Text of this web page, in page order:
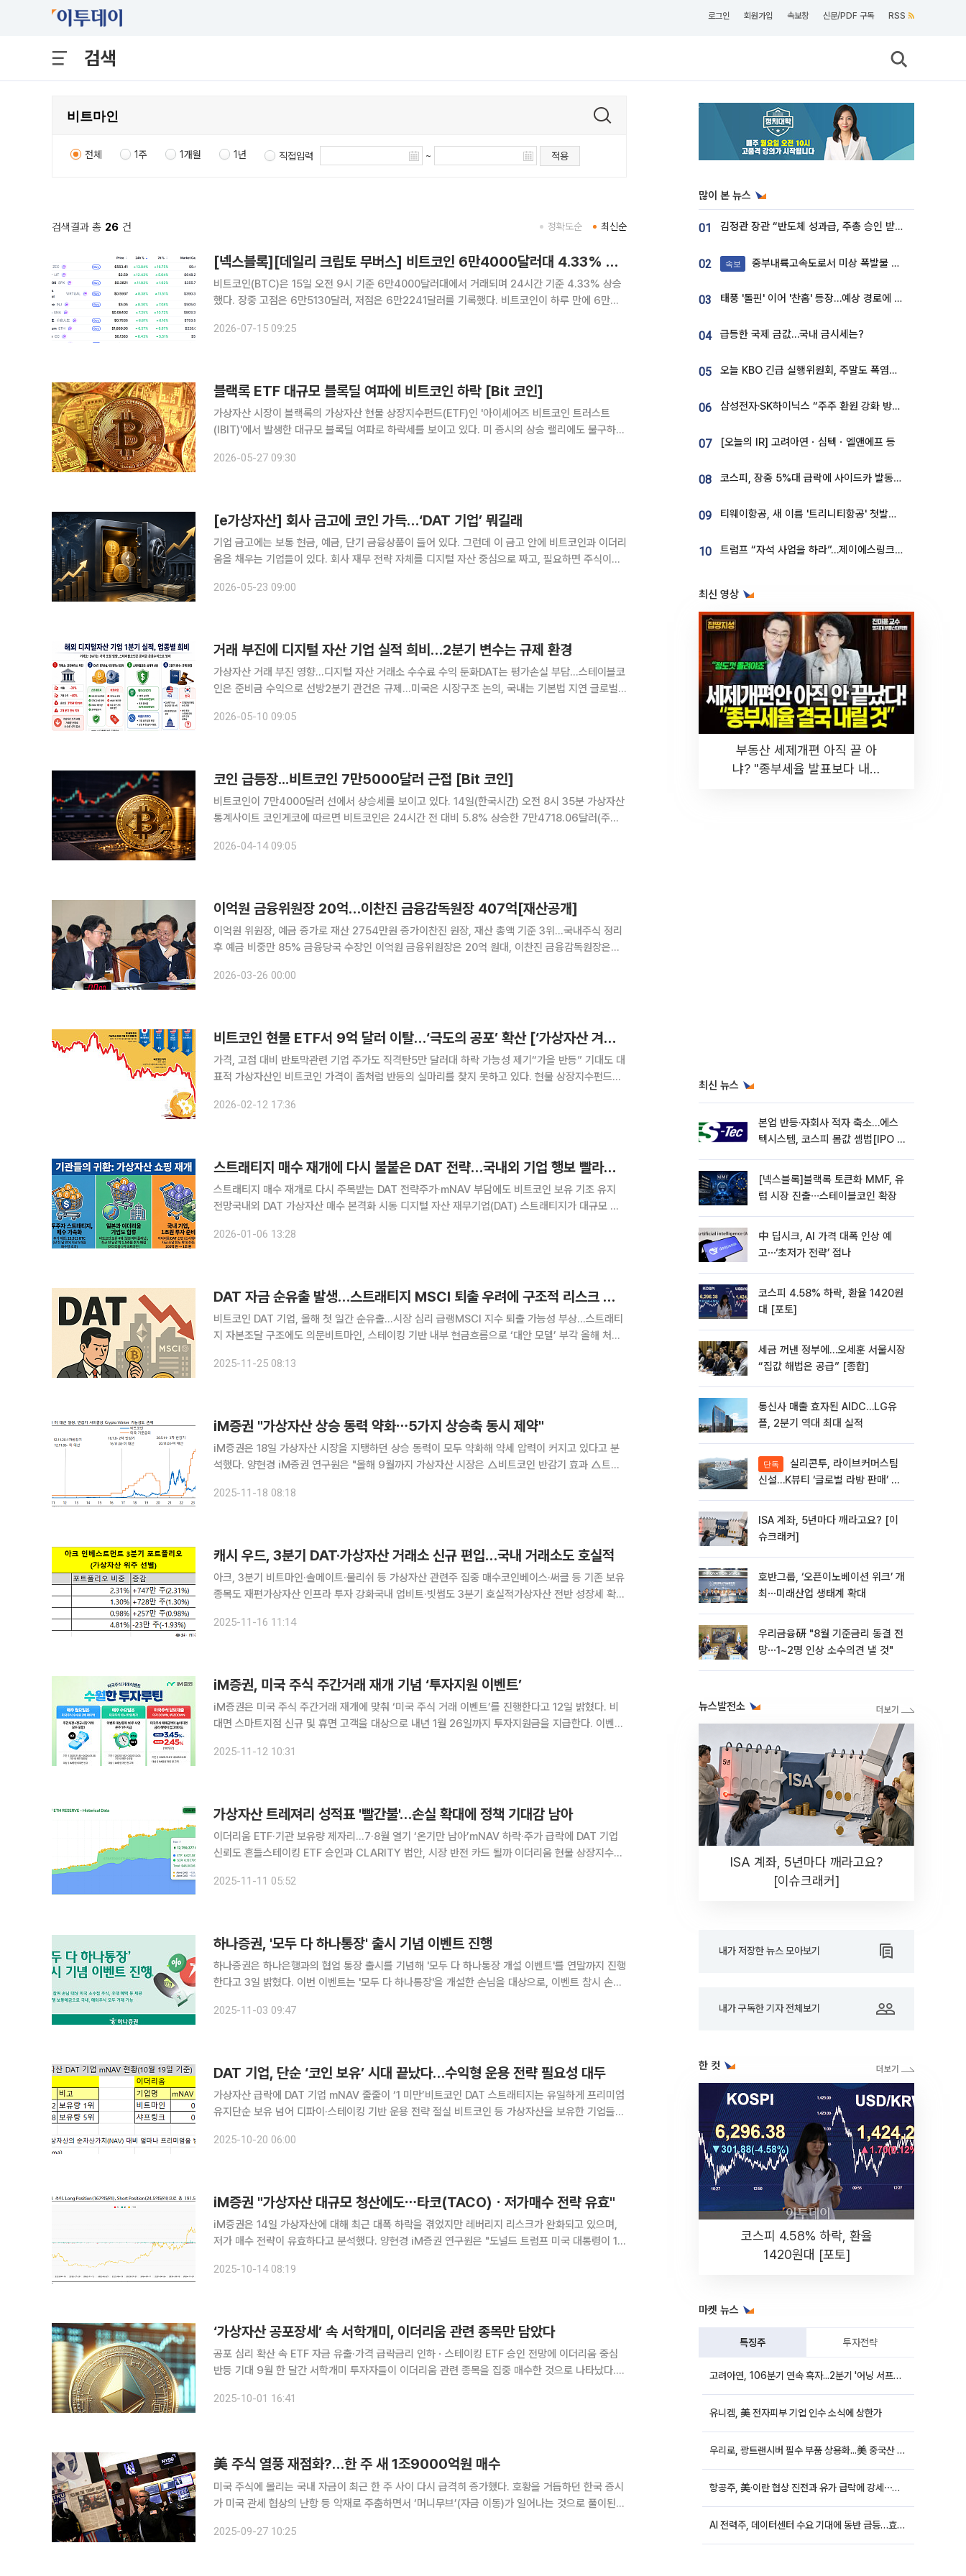
로그인 회원가입 속보창 신문/PDF 구독 RSS
검색
전체 1주 1개월 1년 직접입력 ~ 적용
검색결과 총 26 건 최신순
정확도순
[넥스블록][데일리 크립토 무버스] 비트코인 6만4000달러대 4.33% 상승…지캐시 13.84% 상승
비트코인(BTC)은 15일 오전 9시 기준 6만4000달러대에서 거래되며 24시간 기준 4.33% 상승
했다. 장중 고점은 6만5130달러, 저점은 6만2241달러를 기록했다. 비트코인이 하루 만에 6만
2026-07-15 09:25
블랙록 ETF 대규모 블록딜 여파에 비트코인 하락 [Bit 코인]
가상자산 시장이 블랙록의 가상자산 현물 상장지수펀드(ETF)인 '아이셰어즈 비트코인 트러스트
(IBIT)'에서 발생한 대규모 블록딜 여파로 하락세를 보이고 있다. 미 증시의 상승 랠리에도 불구하고
상자산 통계사이트 코인게코에 따르면 비트코인은 24시간 전 대비
2026-05-27 09:30
[e가상자산] 회사 금고에 코인 가득…‘DAT 기업’ 뭐길래
기업 금고에는 보통 현금, 예금, 단기 금융상품이 들어 있다. 그런데 이 금고 안에 비트코인과 이더리
움을 채우는 기업들이 있다. 회사 재무 전략 자체를 디지털 자산 중심으로 짜고, 필요하면 주식이나
2026-05-23 09:00
거래 부진에 디지털 자산 기업 실적 희비…2분기 변수는 규제 환경
가상자산 거래 부진 영향…디지털 자산 거래소 수수료 수익 둔화DAT는 평가손실 부담…스테이블코
인은 준비금 수익으로 선방2분기 관건은 규제…미국은 시장구조 논의, 국내는 기본법 지연 글로벌
가운데, 2분기부터는 미국과 한국의 규제 논의가 반등 여부를 가를 주요
2026-05-10 09:05
코인 급등장...비트코인 7만5000달러 근접 [Bit 코인]
비트코인이 7만4000달러 선에서 상승세를 보이고 있다. 14일(한국시간) 오전 8시 35분 가상자산
통계사이트 코인게코에 따르면 비트코인은 24시간 전 대비 5.8% 상승한 7만4718.06달러(주요
2026-04-14 09:05
이억원 금융위원장 20억…이찬진 금융감독원장 407억[재산공개]
이억원 위원장, 예금 증가로 재산 2754만원 증가이찬진 원장, 재산 총액 기준 3위…국내주식 정리
후 예금 비중만 85% 금융당국 수장인 이억원 금융위원장은 20억 원대, 이찬진 금융감독원장은
로 재산이 많았다. 정부공직자윤리위원회가 26일 공개한 고위
2026-03-26 00:00
비트코인 현물 ETF서 9억 달러 이탈…‘극도의 공포’ 확산 [‘가상자산 겨울’ 불안 고조]
가격, 고점 대비 반토막관련 기업 주가도 직격탄5만 달러대 하락 가능성 제기“가을 반등” 기대도 대
표적 가상자산인 비트코인 가격이 좀처럼 반등의 실마리를 찾지 못하고 있다. 현물 상장지수펀드
았다. 가상자산 투자심리를 보여주는 공포·탐욕 지수는 ‘극도의 공포’
2026-02-12 17:36
스트래티지 매수 재개에 다시 불붙은 DAT 전략…국내외 기업 행보 빨라진다
스트래티지 매수 재개로 다시 주목받는 DAT 전략주가·mNAV 부담에도 비트코인 보유 기조 유지
전망국내외 DAT 가상자산 매수 본격화 시동 디지털 자산 재무기업(DAT) 스트래티지가 대규모 비
이라는 전망이 나오는 가운데 가상자산을 기업 재무 전략의 핵심축으
2026-01-06 13:28
DAT 자금 순유출 발생…스트래티지 MSCI 퇴출 우려에 구조적 리스크 부각
비트코인 DAT 기업, 올해 첫 일간 순유출…시장 심리 급랭MSCI 지수 퇴출 가능성 부상…스트래티
지 자본조달 구조에도 의문비트마인, 스테이킹 기반 내부 현금흐름으로 ‘대안 모델’ 부각 올해 처음
속에 기업들이 보유 비트코인을 매도·출금하며 단기 매도 압력이
2025-11-25 08:13
iM증권 "가상자산 상승 동력 약화⋯5가지 상승축 동시 제약"
iM증권은 18일 가상자산 시장을 지탱하던 상승 동력이 모두 약화해 약세 압력이 커지고 있다고 분
석했다. 양현경 iM증권 연구원은 "올해 9월까지 가상자산 시장은 △비트코인 반감기 효과 △트럼
기대감 △달러 약세에 따라 강한 상승 구조를 형성했다"라며 "다
2025-11-18 08:18
캐시 우드, 3분기 DAT·가상자산 거래소 신규 편입…국내 거래소도 호실적
아크, 3분기 비트마인·솔메이트·불리쉬 등 가상자산 관련주 집중 매수코인베이스·써클 등 기존 보유
종목도 재편가상자산 인프라 투자 강화국내 업비트·빗썸도 3분기 호실적가상자산 전반 성장세 확인
계에 대한 신뢰를 재확인했다. 신규 편입 종목 상당수가 가상자산 분야
2025-11-16 11:14
iM증권, 미국 주식 주간거래 재개 기념 ‘투자지원 이벤트’
iM증권은 미국 주식 주간거래 재개에 맞춰 ‘미국 주식 거래 이벤트’를 진행한다고 12일 밝혔다. 비
대면 스마트지점 신규 및 휴면 고객을 대상으로 내년 1월 26일까지 투자지원금을 지급한다. 이벤트
식을 거래하면 매주 월요일 발생한 거래 수수료의 2배를
2025-11-12 10:31
가상자산 트레져리 성적표 '빨간불'…손실 확대에 정책 기대감 남아
이더리움 ETF·기관 보유량 제자리…7·8월 열기 ‘온기만 남아’mNAV 하락·주가 급락에 DAT 기업
신뢰도 흔들스테이킹 ETF 승인과 CLARITY 법안, 시장 반전 카드 될까 이더리움 현물 상장지수펀
리움 보유량은 한 달 전과 비교해 거의 변동이 없
2025-11-11 05:52
하나증권, '모두 다 하나통장' 출시 기념 이벤트 진행
하나증권은 하나은행과의 협업 통장 출시를 기념해 '모두 다 하나통장 개설 이벤트'를 연말까지 진행
한다고 3일 밝혔다. 이번 이벤트는 '모두 다 하나통장'을 개설한 손님을 대상으로, 이벤트 참시 손님
트마인, 팔란티어 테크, 유나이티드헬스그룹으로, 8월 한달
2025-11-03 09:47
DAT 기업, 단순 ‘코인 보유’ 시대 끝났다…수익형 운용 전략 필요성 대두
가상자산 급락에 DAT 기업 mNAV 줄줄이 ‘1 미만’비트코인 DAT 스트래티지는 유일하게 프리미엄
유지단순 보유 넘어 디파이·스테이킹 기반 운용 전략 절실 비트코인 등 가상자산을 보유한 기업들이
오고 있다. 최근 가상자산 시장 급락으로 이들 기업의 시장 평가
2025-10-20 06:00
iM증권 "가상자산 대규모 청산에도⋯타코(TACO)ㆍ저가매수 전략 유효"
iM증권은 14일 가상자산에 대해 최근 대폭 하락을 겪었지만 레버리지 리스크가 완화되고 있으며,
저가 매수 전략이 유효하다고 분석했다. 양현경 iM증권 연구원은 "도널드 트럼프 미국 대통령이 10
이더리움 등 주요 가상자산과 알트코인이 큰 폭으로 하락하고, 써
2025-10-14 08:19
‘가상자산 공포장세’ 속 서학개미, 이더리움 관련 종목만 담았다
공포 심리 확산 속 ETF 자금 유출·가격 급락금리 인하ㆍ스테이킹 ETF 승인 전망에 이더리움 중심
반등 기대 9월 한 달간 서학개미 투자자들이 이더리움 관련 종목을 집중 매수한 것으로 나타났다.
움 관련 투자 열기는 이어졌다. 시장에서는 미국 금리 인하
2025-10-01 16:41
美 주식 열풍 재점화?…한 주 새 1조9000억원 매수
미국 주식에 몰리는 국내 자금이 최근 한 주 사이 다시 급격히 증가했다. 호황을 거듭하던 한국 증시
가 미국 관세 협상의 난항 등 악재로 주춤하면서 ‘머니무브’(자금 이동)가 일어나는 것으로 풀이된
4300만 달러(약 1조8977억 원)에 달했다고 연합뉴스가
2025-09-27 10:25
많이 본 뉴스
01 김정관 장관 “반도체 성과급, 주총 승인 받도록”…상법·자본시장법 개정 시사
02 속보 중부내륙고속도로서 미상 폭발물 발견
03 태풍 '돌핀' 이어 '찬홈' 등장…예상 경로에 한국 '한숨'
04 급등한 국제 금값…국내 금시세는?
05 오늘 KBO 긴급 실행위원회, 주말도 폭염취소 될까
06 삼성전자·SK하이닉스 “주주 환원 강화 방안 마련”
07 [오늘의 IR] 고려아연ㆍ심텍ㆍ엘앤에프 등
08 코스피, 장중 5%대 급락에 사이드카 발동…삼성·SK 동반 폭락
09 티웨이항공, 새 이름 '트리니티항공' 첫발…SSC 전략 본격화
10 트럼프 “자석 사업을 하라”…제이에스링크, 비중국 영구자석 공급망 구축 속도
최신 영상
부동산 세제개편 아직 끝 아
냐? "종부세율 발표보다 내릴
최신 뉴스
본업 반등·자회사 적자 축소…에스
텍시스템, 코스피 몸값 셈법[IPO 엑
[넥스블록]블랙록 토큰화 MMF, 유
럽 시장 진출∙∙∙스테이블코인 확장
中 딥시크, AI 가격 대폭 인상 예
고⋯‘초저가 전략’ 접나
코스피 4.58% 하락, 환율 1420원
대 [포토]
세금 꺼낸 정부에…오세훈 서울시장
“집값 해법은 공급” [종합]
통신사 매출 효자된 AIDC…LG유
플, 2분기 역대 최대 실적
단독
신설…K뷰티 ‘글로벌 라방 판매’ 확
ISA 계좌, 5년마다 깨라고요? [이
슈크래커]
호반그룹, ‘오픈이노베이션 위크’ 개
최⋯미래산업 생태계 확대
우리금융硏 "8월 기준금리 동결 전
망⋯1~2명 인상 소수의견 낼 것"
뉴스발전소
ISA 계좌, 5년마다 깨라고요?
[이슈크래커]
내가 저장한 뉴스 모아보기
내가 구독한 기자 전체보기
한 컷
코스피 4.58% 하락, 환율
1420원대 [포토]
마켓 뉴스
특징주 투자전략
고려아연, 106분기 연속 흑자...2분기 '어닝 서프라이즈'에 장 초반 12%대 강세
유니켐, 美 전자피부 기업 인수 소식에 상한가
우리로, 광트랜시버 필수 부품 상용화...美 중국산 퇴출 추진에 상승세
항공주, 美·이란 협상 진전과 유가 급락에 강세⋯한진칼 8%↑
AI 전력주, 데이터센터 수요 기대에 동반 급등…효성중공업 10%↑